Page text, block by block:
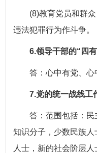
(8)教育党员和群众
违法犯罪行为作斗争。
6.领导干部的“四
答：心中有党、心中
7.党的统一战线工
答：范围包括：民
知识分子，少数民族
人士，新的社会阶层